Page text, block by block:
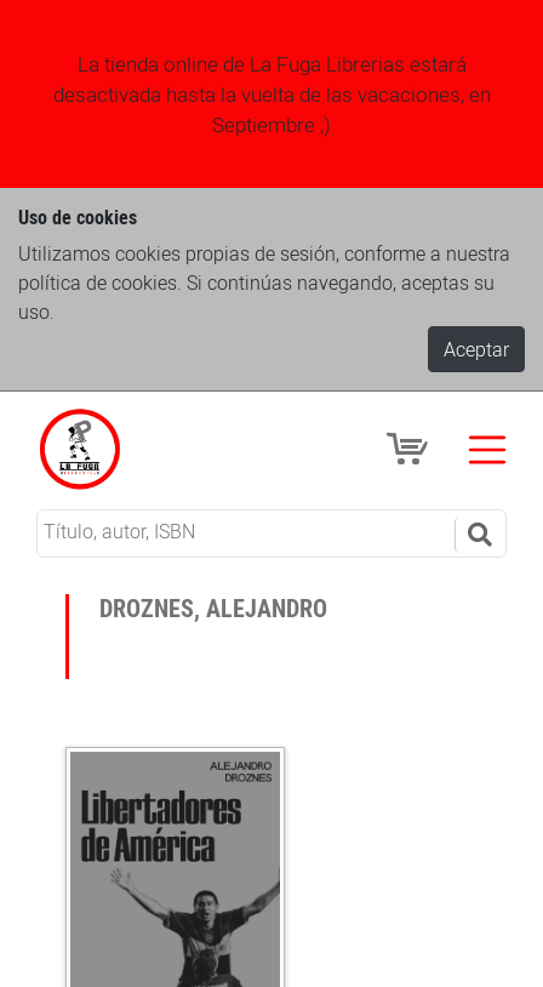
La tienda online de La Fuga Librerias estará
desactivada hasta la vuelta de las vacaciones, en
Septiembre ;)
Uso de cookies
Utilizamos cookies propias de sesión, conforme a nuestra
política de cookies. Si continúas navegando, aceptas su
uso.
Aceptar
DROZNES, ALEJANDRO